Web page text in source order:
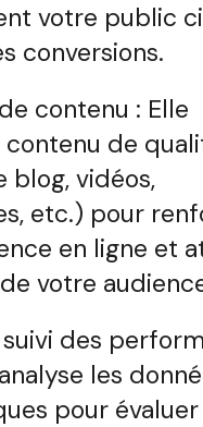
votre public
conversions.
contenu : Elle
de
blog, vidéos,
etc.) pour
en ligne et
votre
des
les
pour évaluer